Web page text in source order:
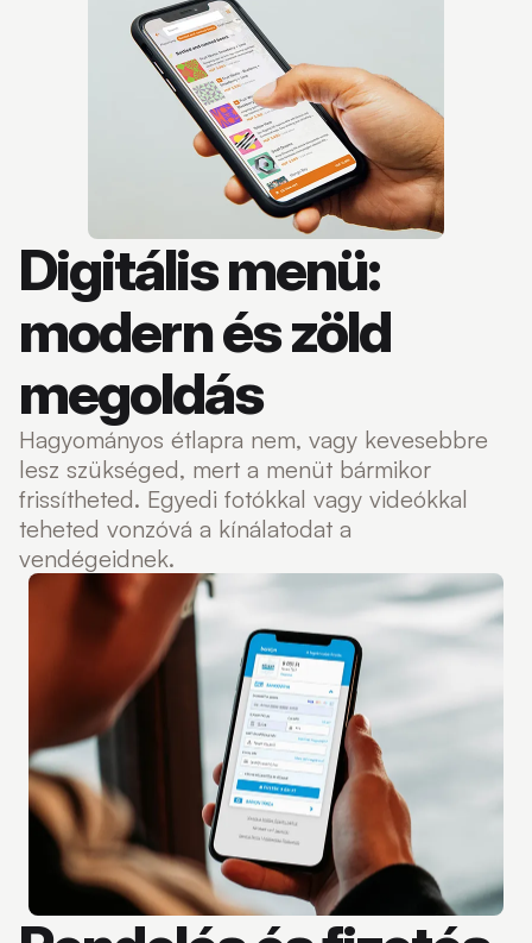
Digitális menü:
modern és zöld
megoldás
Hagyományos étlapra nem, vagy kevesebbre
lesz szükséged, mert a menüt bármikor
frissítheted. Egyedi fotókkal vagy videókkal
teheted vonzóvá a kínálatodat a
vendégeidnek.